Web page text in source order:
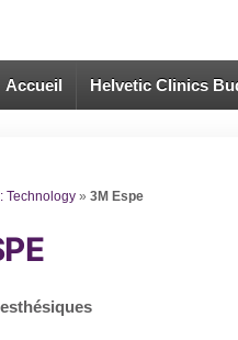
Accueil Helvetic Clinics
Technology »3M Espe